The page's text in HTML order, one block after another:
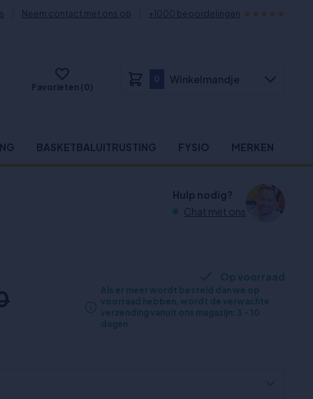
Neem contact met ons op +1000 beoordelingen
Favorieten (0)
Winkelmandje
BASKETBALUITRUSTING FYSIO MERKEN
Hulp nodig?
Chat met ons
Op voorraad
Als er meer wordt besteld dan we op
voorraad hebben, wordt de verwachte
verzending vanuit ons magazijn: 3 - 10
dagen